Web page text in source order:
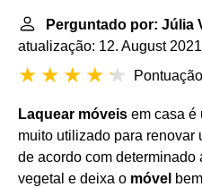
Perguntado por: Júlia
atualização: 12. August 2021
Laquear móveis em casa é
muito utilizado para renovar
de acordo com determinado
vegetal e deixa o móvel